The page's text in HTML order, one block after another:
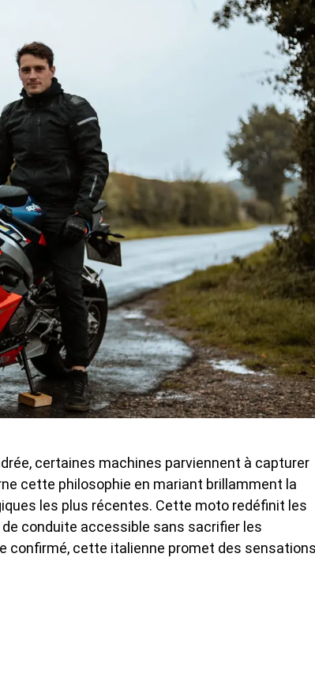
certaines machines parviennent à capturer
cette philosophie en mariant brillamment la
les plus récentes. Cette moto redéfinit les
conduite accessible sans sacrifier les
confirmé, cette italienne promet des